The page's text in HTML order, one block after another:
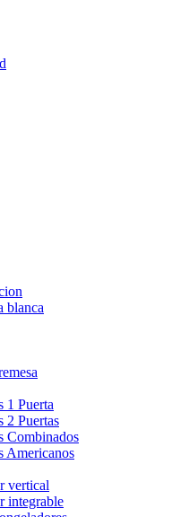
blanca
1 Puerta
2 Puertas
Combinados
Americanos
vertical
integrable